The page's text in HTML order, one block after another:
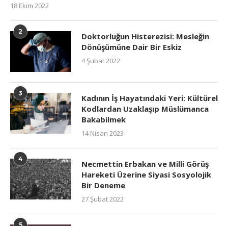
18 Ekim 2022
2
Doktorluğun Histerezisi: Mesleğin
Dönüşümüne Dair Bir Eskiz
4 Şubat 2022
3
Kadının İş Hayatındaki Yeri: Kültürel
Kodlardan Uzaklaşıp Müslümanca
Bakabilmek
14 Nisan 2023
4
Necmettin Erbakan ve Milli Görüş
Hareketi Üzerine Siyasi Sosyolojik
Bir Deneme
27 Şubat 2022